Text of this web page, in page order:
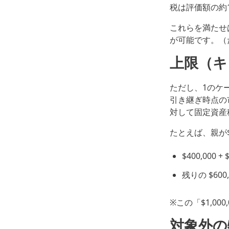
税は評価額の
これらを満た
が可能です。
上限（
ただし、1のケ
引き継ぎ時点
対して固定資
たとえば、親
$400,000 +
残りの
※この「
対象外